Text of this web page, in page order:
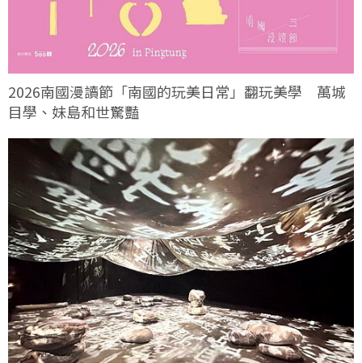
2026南國漫讀節「南國的玩美日常」翻玩美學 萬城
目學、妹島和世驚豔